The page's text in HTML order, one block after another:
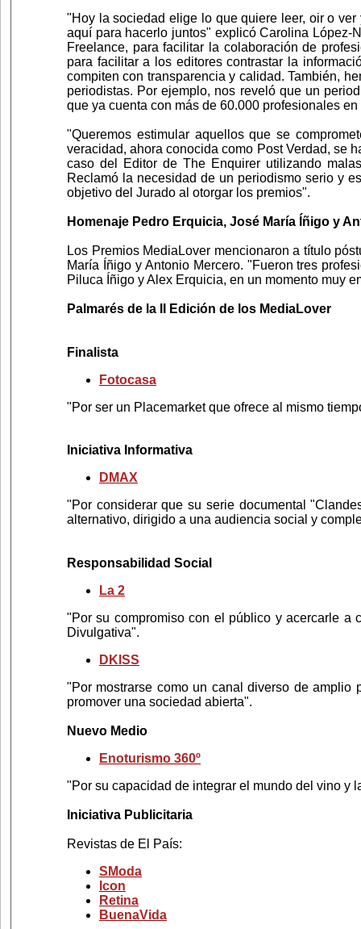
"Hoy la sociedad elige lo que quiere leer, oir o
aquí para hacerlo juntos" explicó Carolina López-
Freelance, para facilitar la colaboración de
para facilitar a los editores contrastar la
compiten con transparencia y calidad. También,
periodistas. Por ejemplo, nos reveló que un
que ya cuenta con más de 60.000 profesionales
"Queremos estimular aquellos que se
veracidad, ahora conocida como Post Verdad, se
caso del Editor de The Enquirer utilizando
Reclamó la necesidad de un periodismo serio y
objetivo del Jurado al otorgar los premios".
Homenaje Pedro Erquicia, José María Íñigo y
Los Premios MediaLover mencionaron a título
María Íñigo y Antonio Mercero. "Fueron tres
Piluca Íñigo y Alex Erquicia, en un momento muy
Palmarés de la II Edición de los MediaLover
Finalista
Fotocasa
"Por ser un Placemarket que ofrece al mismo
Iniciativa Informativa
DMAX
"Por considerar que su serie documental
alternativo, dirigido a una audiencia social y
Responsabilidad Social
La 2
"Por su compromiso con el público y acercarle a
Divulgativa".
DKISS
"Por mostrarse como un canal diverso de amplio
promover una sociedad abierta".
Nuevo Medio
Enoturismo 360º
"Por su capacidad de integrar el mundo del vino
Iniciativa Publicitaria
Revistas de El País:
SModa
Icon
Retina
BuenaVida